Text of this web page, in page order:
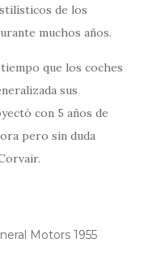
de los
muchos años.
que los coches
sus
con 5 años de
pero sin duda
Motors 1955